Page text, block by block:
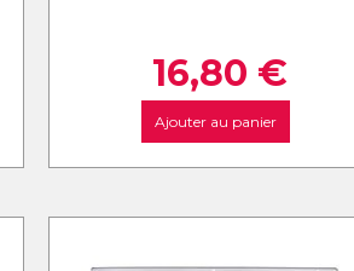
16,80 €
Ajouter au panier